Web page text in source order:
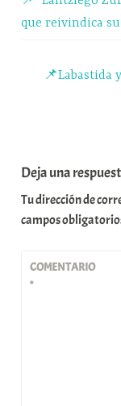
kyA
p
g
r
p
a
de
que reivindica
📌Labastida
Deja una
Tu dirección de
campos
COMENTARIO
*